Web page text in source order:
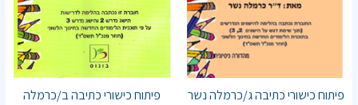
פיתוח כישורי כתיבה ג/כרמלה נשר
פיתוח כישורי כתיבה ב/כרמלה